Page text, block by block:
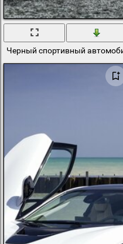
Черный спортивный